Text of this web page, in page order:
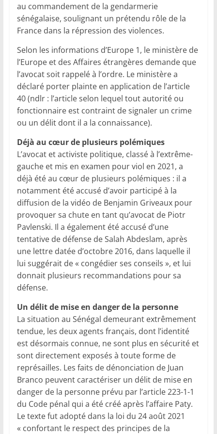
au commandement de la gendarmerie
sénégalaise, soulignant un prétendu rôle de la
France dans la répression des violences.
Selon les informations d’Europe 1, le ministère de
l’Europe et des Affaires étrangères demande que
l’avocat soit rappelé à l’ordre. Le ministère a
déclaré porter plainte en application de l’article
40 (ndlr : l’article selon lequel tout autorité ou
fonctionnaire est contraint de signaler un crime
ou un délit dont il a la connaissance).
Déjà au cœur de plusieurs polémiques
L’avocat et activiste politique, classé à l’extrême-
gauche et mis en examen pour viol en 2021, a
déjà été au cœur de plusieurs polémiques : il a
notamment été accusé d’avoir participé à la
diffusion de la vidéo de Benjamin Griveaux pour
provoquer sa chute en tant qu’avocat de Piotr
Pavlenski. Il a également été accusé d’une
tentative de défense de Salah Abdeslam, après
une lettre datée d’octobre 2016, dans laquelle il
lui suggérait de « congédier ses conseils », et lui
donnait plusieurs recommandations pour sa
défense.
Un délit de mise en danger de la personne
La situation au Sénégal demeurant extrêmement
tendue, les deux agents français, dont l’identité
est désormais connue, ne sont plus en sécurité et
sont directement exposés à toute forme de
représailles. Les faits de dénonciation de Juan
Branco peuvent caractériser un délit de mise en
danger de la personne prévu par l’article 223-1-1
du Code pénal qui a été créé après l’affaire Paty.
Le texte fut adopté dans la loi du 24 août 2021
« confortant le respect des principes de la